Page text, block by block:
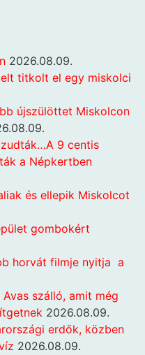
2026.08.09.
titkolt el egy miskolci
újszülöttet Miskolcon
9 centis
a Népkertben
és ellepik Miskolcot
gombokért
horvát filmje nyitja a
szálló, amit még
2026.08.09.
erdők, közben
2026.08.09.